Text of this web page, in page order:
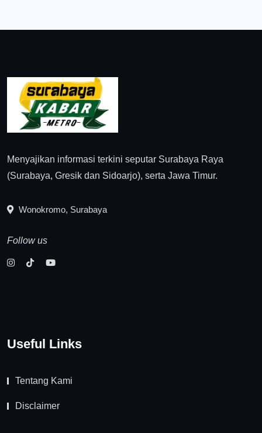
Menyajikan informasi terkini seputar Surabaya Raya
(Surabaya, Gresik dan Sidoarjo), serta Jawa Timur.
Wonokromo, Surabaya
Follow us
Useful Links
Tentang Kami
Disclaimer